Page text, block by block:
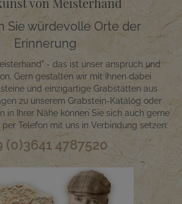
Sie würdevolle Orte der
Erinnerung
- das ist unser anspruch und
Gern gestalten wir mit Ihnen dabei
und einzigartige Grabstätten aus
zu unserem Grabstein-Katalog oder
in Ihrer Nähe können Sie sich auch gerne
Telefon mit uns in Verbindung setzen:
(0)3641 4787520